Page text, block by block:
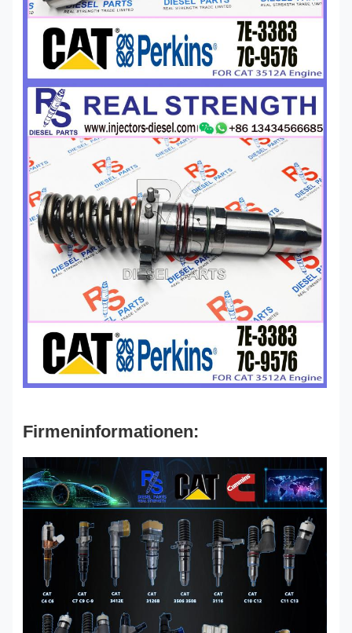
Firmeninformationen: